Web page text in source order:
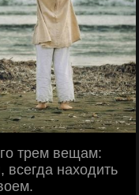
трем вещам:
всегда находить